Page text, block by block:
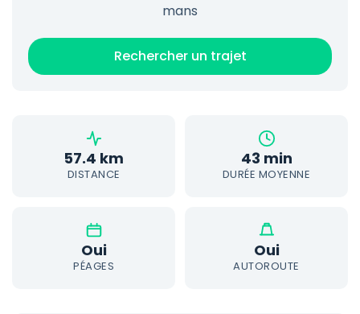
mans
Rechercher un trajet
57.4 km
DISTANCE
43 min
DURÉE MOYENNE
Oui
PÉAGES
Oui
AUTOROUTE